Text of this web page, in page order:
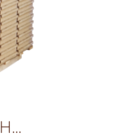
Steico / ClayTec HFD Innendämmplatte Internal